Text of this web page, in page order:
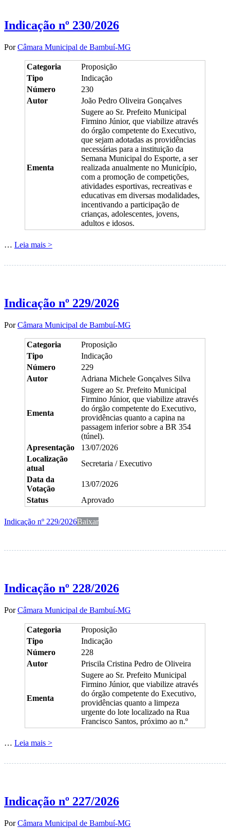
Indicação nº 230/2026
PorCâmara Municipal de Bambuí-MG
Categoria
Proposição
Tipo
Indicação
Número
230
Autor
João Pedro Oliveira Gonçalves
Ementa
Sugere ao Sr. Prefeito Municipal
Firmino Júnior, que viabilize através
do órgão competente do Executivo,
que sejam adotadas as providências
necessárias para a instituição da
Semana Municipal do Esporte, a ser
realizada anualmente no Município,
com a promoção de competições,
atividades esportivas, recreativas e
educativas em diversas modalidades,
incentivando a participação de
crianças, adolescentes, jovens,
adultos e idosos.
… Leia mais >
Indicação nº 229/2026
PorCâmara Municipal de Bambuí-MG
Categoria
Proposição
Tipo
Indicação
Número
229
Autor
Adriana Michele Gonçalves Silva
Ementa
Sugere ao Sr. Prefeito Municipal
Firmino Júnior, que viabilize através
do órgão competente do Executivo,
providências quanto a capina na
passagem inferior sobre a BR 354
(túnel).
Apresentação
13/07/2026
Localização
atual
Secretaria / Executivo
Data da
Votação
13/07/2026
Status
Aprovado
Indicação nº 229/2026Baixar
Indicação nº 228/2026
PorCâmara Municipal de Bambuí-MG
Categoria
Proposição
Tipo
Indicação
Número
228
Autor
Priscila Cristina Pedro de Oliveira
Ementa
Sugere ao Sr. Prefeito Municipal
Firmino Júnior, que viabilize através
do órgão competente do Executivo,
providências quanto a limpeza
urgente do lote localizado na Rua
Francisco Santos, próximo ao n.º
… Leia mais >
Indicação nº 227/2026
PorCâmara Municipal de Bambuí-MG